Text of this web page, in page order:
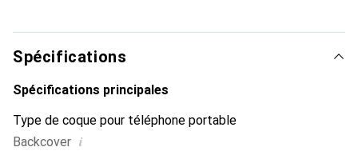
reste toujours un excellent choix pour le client exigeant.
Spécifications
Spécifications principales
Type de coque pour téléphone portable
Backcover i